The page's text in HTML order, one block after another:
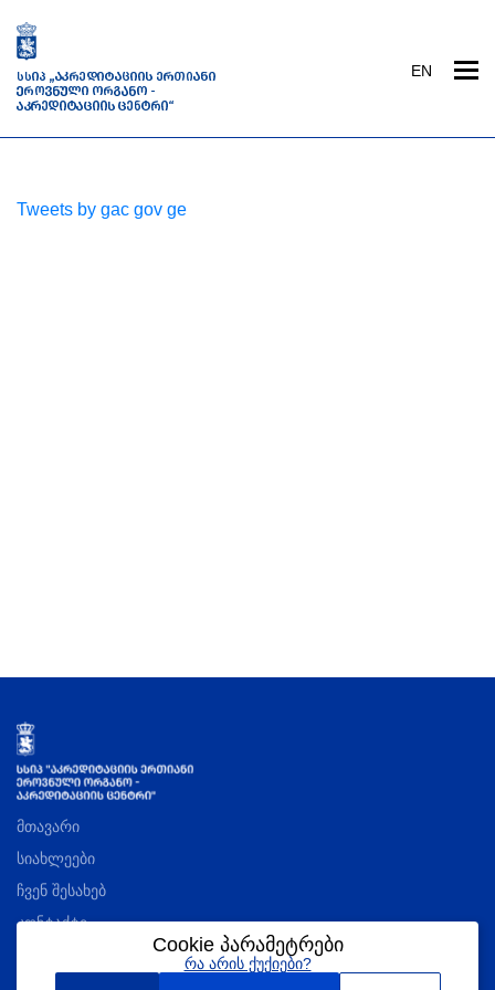
EN
Tweets by gac gov ge
მთავარი
სიახლეები
ჩვენ შესახებ
კონტაქტი
Cookie პარამეტრები
რა არის ქუქიები?